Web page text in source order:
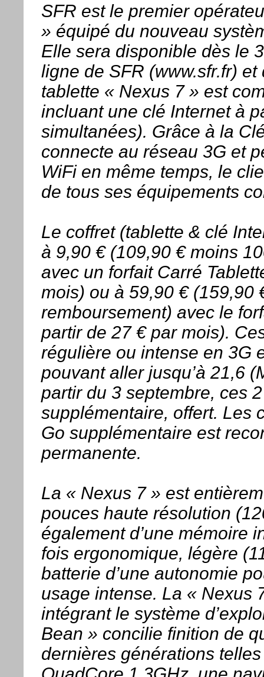
SFR est le premier
» équipé du nouveau
Elle sera disponible dès le
ligne de SFR (www.sfr.fr)
tablette « Nexus 7 » est
incluant une clé Internet à
simultanées). Grâce à la
connecte au réseau 3G et
WiFi en même temps, le
de tous ses équipements
Le coffret (tablette & clé
à 9,90 € (109,90 € moins
avec un forfait Carré
mois) ou à 59,90 € (159,90
remboursement) avec le
partir de 27 € par mois).
régulière ou intense en 3G
pouvant aller jusqu’à 21,6
partir du 3 septembre, ces
supplémentaire, offert. Les
Go supplémentaire est
permanente.
La « Nexus 7 » est
pouces haute résolution
également d’une mémoire
fois ergonomique, légère
batterie d’une autonomie
usage intense. La « Nexus
intégrant le système
Bean » concilie finition de
dernières générations